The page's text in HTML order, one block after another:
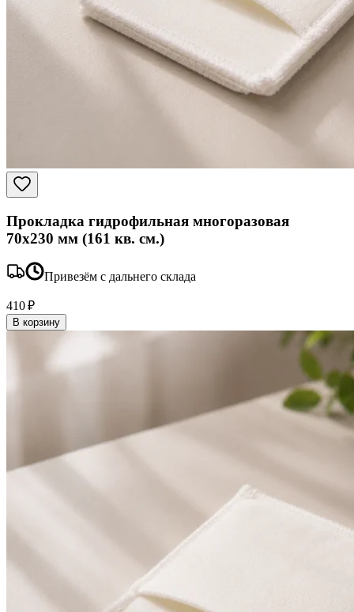
Прокладка гидрофильная многоразовая
70x230 мм (161 кв. см.)
Привезём с дальнего склада
410 ₽
В корзину